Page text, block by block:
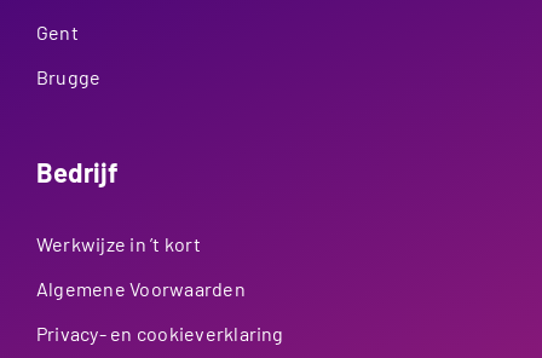
Gent
Brugge
Bedrijf
Werkwijze in ’t kort
Algemene Voorwaarden
Privacy- en cookieverklaring